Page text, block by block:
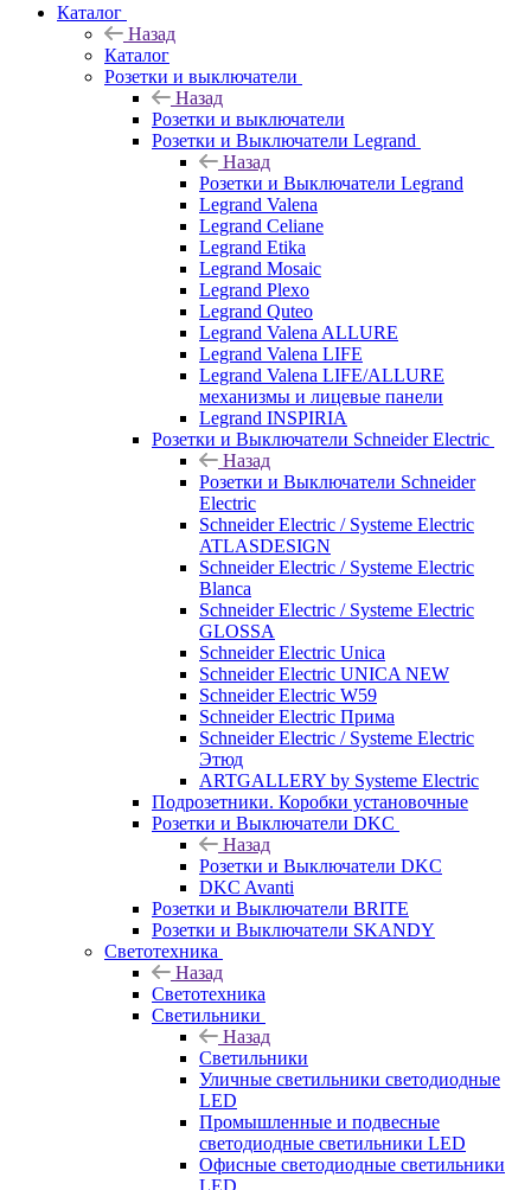
Каталог
Назад
Каталог
Розетки и выключатели
Назад
Розетки и выключатели
Розетки и Выключатели Legrand
Назад
Розетки и Выключатели Legrand
Legrand Valena
Legrand Celiane
Legrand Etika
Legrand Mosaic
Legrand Plexo
Legrand Quteo
Legrand Valena ALLURE
Legrand Valena LIFE
Legrand Valena LIFE/ALLURE
механизмы и лицевые панели
Legrand INSPIRIA
Розетки и Выключатели Schneider Electric
Назад
Розетки и Выключатели Schneider
Electric
Schneider Electric / Systeme Electric
ATLASDESIGN
Schneider Electric / Systeme Electric
Blanca
Schneider Electric / Systeme Electric
GLOSSA
Schneider Electric Unica
Schneider Electric UNICA NEW
Schneider Electric W59
Schneider Electric Прима
Schneider Electric / Systeme Electric
Этюд
ARTGALLERY by Systeme Electric
Подрозетники. Коробки установочные
Розетки и Выключатели DKC
Назад
Розетки и Выключатели DKC
DKC Avanti
Розетки и Выключатели BRITE
Розетки и Выключатели SKANDY
Светотехника
Назад
Светотехника
Светильники
Назад
Светильники
Уличные светильники светодиодные
LED
Промышленные и подвесные
светодиодные светильники LED
Офисные светодиодные светильники
LED